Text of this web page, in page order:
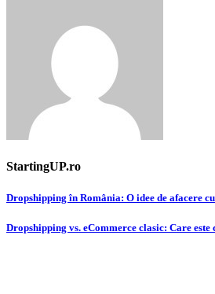
StartingUP.ro
Post
navigation
Dropshipping în România: O idee de afacere
Dropshipping vs. eCommerce clasic: Care este